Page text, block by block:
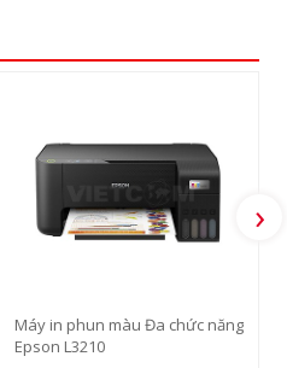
Máy in phun màu Đa chức năng
Epson L3210
›